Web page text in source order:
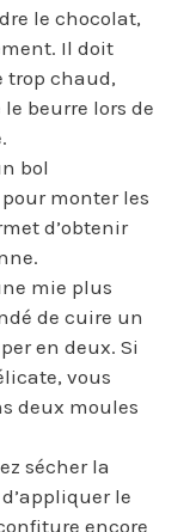
le chocolat,
Il doit
trop chaud,
beurre lors de
bol
monter les
d’obtenir
mie plus
de cuire un
en deux. Si
vous
deux moules
sécher la
le
encore